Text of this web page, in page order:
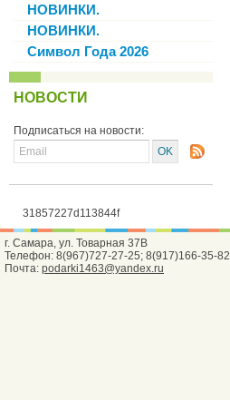
НОВИНКИ.
НОВИНКИ.
Символ Года 2026
НОВОСТИ
Подписаться на новости:
31857227d113844f
г. Самара, ул. Товарная 37В
Телефон: 8(967)727-27-25; 8(917)166-35-82
Почта: podarki1463@yandex.ru